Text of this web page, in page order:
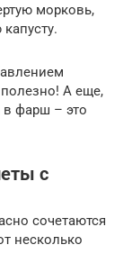
морковь,
А еще,
в фарш – это
с
сочетаются
несколько